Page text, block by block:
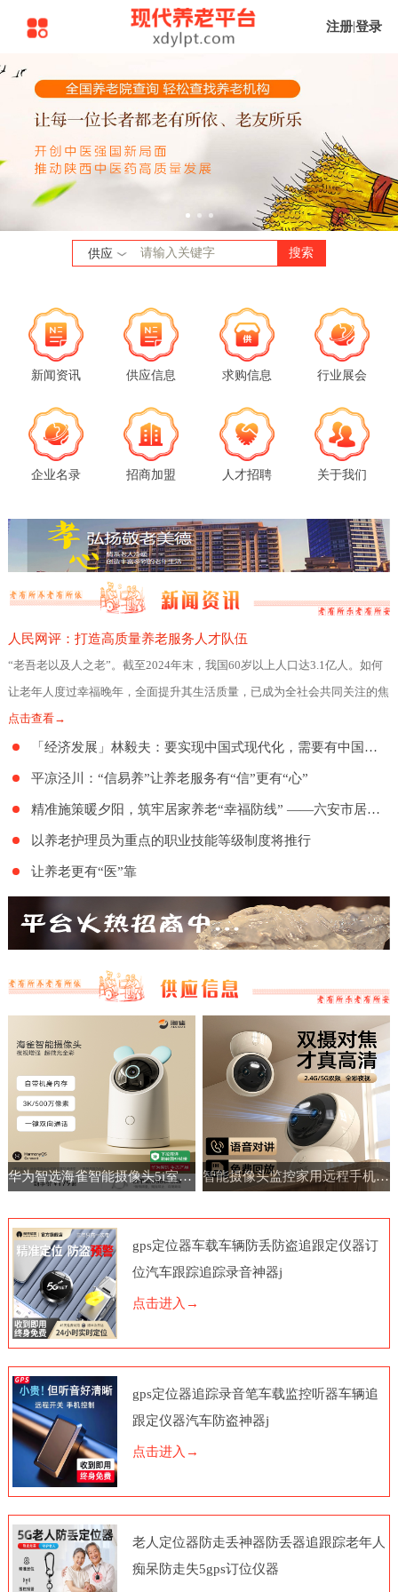
注册 |登录
供应 搜索
新闻资讯 供应信息 求购信息 行业展会
企业名录 招商加盟 人才招聘 关于我们
人民网评：打造高质量养老服务人才队伍
“老吾老以及人之老”。截至2024年末，我国60岁以上人口达3.1亿人。如何
让老年人度过幸福晚年，全面提升其生活质量，已成为全社会共同关注的焦
点。日前，民政部、人力资源社会
点击查看→
「经济发展」林毅夫：要实现中国式现代化，需要有中国特色的养老制度
平凉泾川：“信易养”让养老服务有“信”更有“心”
精准施策暖夕阳，筑牢居家养老“幸福防线” ——六安市居家和社区基本养老服务提升行动项目舒城地区的全面实施
以养老护理员为重点的职业技能等级制度将推行
让养老更有“医”靠
华为智选海雀智能摄像头5i室内家用手机远程360°无线监控摄像机 智能摄像头监控家用远程手机带语音360度高清夜视室内无线免插电
gps定位器车载车辆防丢防盗追跟定仪器订
位汽车跟踪追踪录音神器j
点击进入→
gps定位器追踪录音笔车载监控听器车辆追
跟定仪器汽车防盗神器j
点击进入→
老人定位器防走丢神器防丢器追跟踪老年人
痴呆防走失5gps订位仪器